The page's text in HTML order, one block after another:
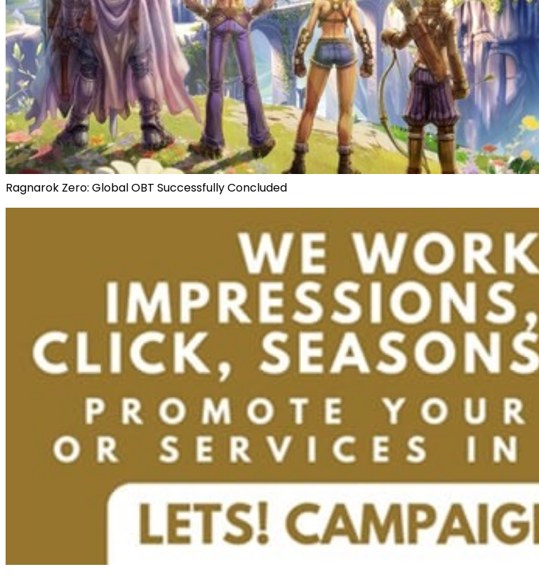
Ragnarok Zero: Global OBT Successfully Concluded